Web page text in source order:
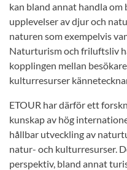
kan bland annat handla om
upplevelser av djur och
naturen som exempelvis
Naturturism och friluftsliv
kopplingen mellan
kulturresurser
ETOUR har därför ett
kunskap av hög
hållbar utveckling av
natur- och kulturresurser.
perspektiv, bland annat